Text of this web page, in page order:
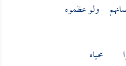
ولو عظموه
محياه